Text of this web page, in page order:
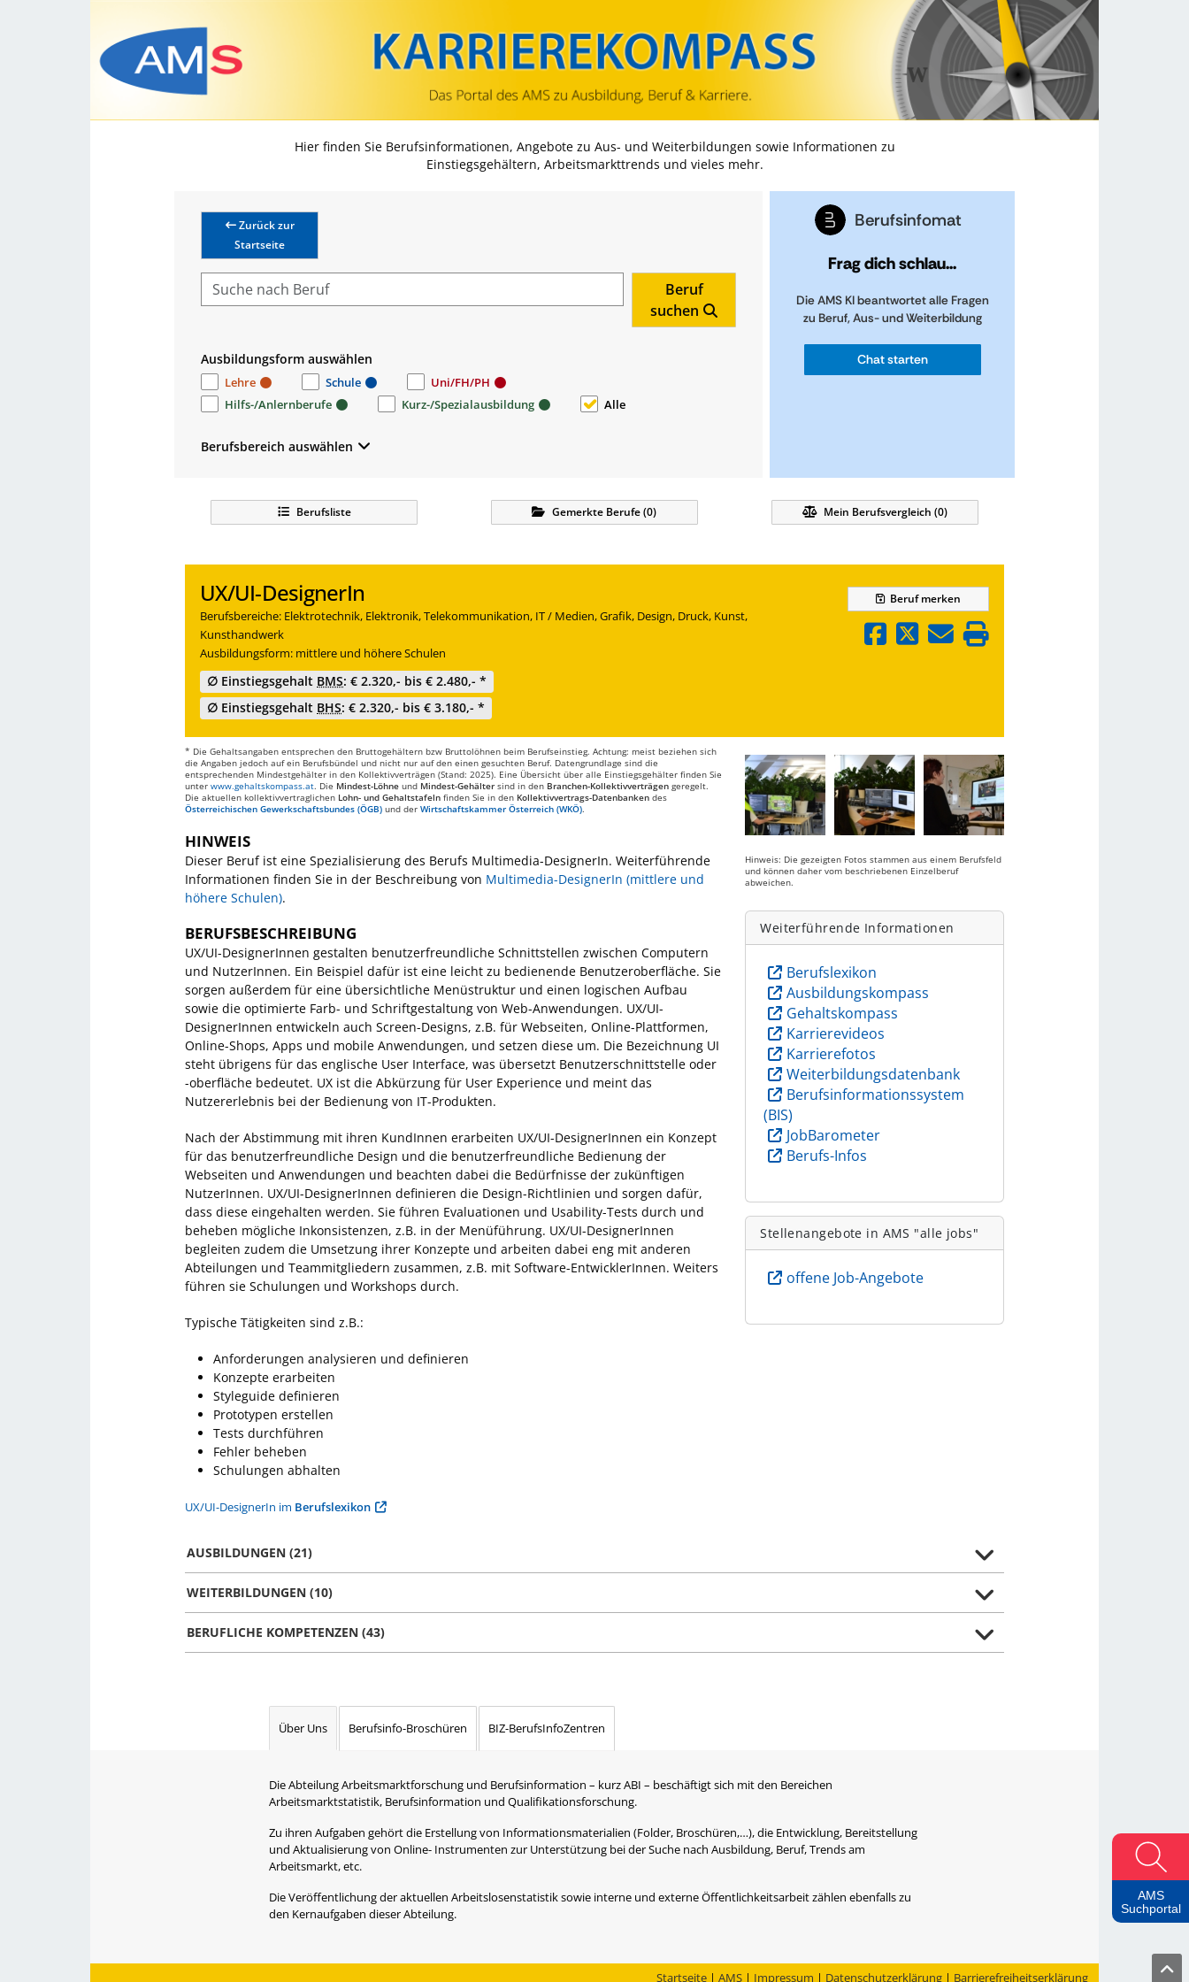
Zum Inhalt springen
Zum Navmenü springen
Zur Suche springen
Zur Footer springen
Hier finden Sie Berufsinformationen, Angebote zu Aus- und Weiterbildungen sowie Informationen zu
Einstiegsgehältern, Arbeitsmarkttrends und vieles mehr.
Zurück zur
Startseite
Beruf
suchen
Ausbildungsform auswählen
Lehre Schule
Uni/FH/PH
Hilfs-/Anlernberufe
Kurz-/Spezialausbildung Alle
Berufsbereich auswählen
Berufsinfomat
Frag dich schlau...
Die AMS KI beantwortet alle Fragen
zu Beruf, Aus- und Weiterbildung
Chat starten
Berufsliste Gemerkte Berufe(0) Mein Berufsvergleich (0)
UX/UI-DesignerIn
Berufsbereiche: Elektrotechnik, Elektronik, Telekommunikation, IT / Medien, Grafik, Design, Druck, Kunst,
Kunsthandwerk
Ausbildungsform: mittlere und höhere Schulen
∅ Einstiegsgehalt BMS: € 2.320,- bis € 2.480,- *
∅ Einstiegsgehalt BHS: € 2.320,- bis € 3.180,- *
Berufmerken
* Die Gehaltsangaben entsprechen den Bruttogehältern bzw Bruttolöhnen beim Berufseinstieg. Achtung: meist beziehen sich
die Angaben jedoch auf ein Berufsbündel und nicht nur auf den einen gesuchten Beruf. Datengrundlage sind die
entsprechenden Mindestgehälter in den Kollektivverträgen (Stand: 2025). Eine Übersicht über alle Einstiegsgehälter finden Sie
unter www.gehaltskompass.at. Die Mindest-Löhne und Mindest-Gehälter sind in den Branchen-Kollektivverträgen geregelt.
Die aktuellen kollektivvertraglichen Lohn- und Gehaltstafeln finden Sie in den Kollektivvertrags-Datenbanken des
Österreichischen Gewerkschaftsbundes (ÖGB) und der Wirtschaftskammer Österreich (WKÖ).
HINWEIS
Dieser Beruf ist eine Spezialisierung des Berufs Multimedia-DesignerIn. Weiterführende
Informationen finden Sie in der Beschreibung von Multimedia-DesignerIn (mittlere und
höhere Schulen).
BERUFSBESCHREIBUNG
UX/UI-DesignerInnen gestalten benutzerfreundliche Schnittstellen zwischen Computern
und NutzerInnen. Ein Beispiel dafür ist eine leicht zu bedienende Benutzeroberfläche. Sie
sorgen außerdem für eine übersichtliche Menüstruktur und einen logischen Aufbau
sowie die optimierte Farb- und Schriftgestaltung von Web-Anwendungen. UX/UI-
DesignerInnen entwickeln auch Screen-Designs, z.B. für Webseiten, Online-Plattformen,
Online-Shops, Apps und mobile Anwendungen, und setzen diese um. Die Bezeichnung UI
steht übrigens für das englische User Interface, was übersetzt Benutzerschnittstelle oder
-oberfläche bedeutet. UX ist die Abkürzung für User Experience und meint das
Nutzererlebnis bei der Bedienung von IT-Produkten.
Nach der Abstimmung mit ihren KundInnen erarbeiten UX/UI-DesignerInnen ein Konzept
für das benutzerfreundliche Design und die benutzerfreundliche Bedienung der
Webseiten und Anwendungen und beachten dabei die Bedürfnisse der zukünftigen
NutzerInnen. UX/UI-DesignerInnen definieren die Design-Richtlinien und sorgen dafür,
dass diese eingehalten werden. Sie führen Evaluationen und Usability-Tests durch und
beheben mögliche Inkonsistenzen, z.B. in der Menüführung. UX/UI-DesignerInnen
begleiten zudem die Umsetzung ihrer Konzepte und arbeiten dabei eng mit anderen
Abteilungen und Teammitgliedern zusammen, z.B. mit Software-EntwicklerInnen. Weiters
führen sie Schulungen und Workshops durch.
Typische Tätigkeiten sind z.B.:
Anforderungen analysieren und definieren
Konzepte erarbeiten
Styleguide definieren
Prototypen erstellen
Tests durchführen
Fehler beheben
Schulungen abhalten
UX/UI-DesignerIn im Berufslexikon
Hinweis: Die gezeigten Fotos stammen aus einem Berufsfeld
und können daher vom beschriebenen Einzelberuf
abweichen.
Weiterführende Informationen
Berufslexikon
Ausbildungskompass
Gehaltskompass
Karrierevideos
Karrierefotos
Weiterbildungsdatenbank
Berufsinformationssystem
(BIS)
JobBarometer
Berufs-Infos
Stellenangebote in AMS "alle jobs"
offene Job-Angebote
AUSBILDUNGEN (21)
WEITERBILDUNGEN (10)
BERUFLICHE KOMPETENZEN (43)
Über Uns Berufsinfo-Broschüren BIZ-BerufsInfoZentren
Die Abteilung Arbeitsmarktforschung und Berufsinformation – kurz ABI – beschäftigt sich mit den Bereichen
Arbeitsmarktstatistik, Berufsinformation und Qualifikationsforschung.
Zu ihren Aufgaben gehört die Erstellung von Informationsmaterialien (Folder, Broschüren,…), die Entwicklung, Bereitstellung
und Aktualisierung von Online- Instrumenten zur Unterstützung bei der Suche nach Ausbildung, Beruf, Trends am
Arbeitsmarkt, etc.
Die Veröffentlichung der aktuellen Arbeitslosenstatistik sowie interne und externe Öffentlichkeitsarbeit zählen ebenfalls zu
den Kernaufgaben dieser Abteilung.
Startseite | AMS | Impressum | Datenschutzerklärung | Barrierefreiheitserklärung
AMS
Suchportal